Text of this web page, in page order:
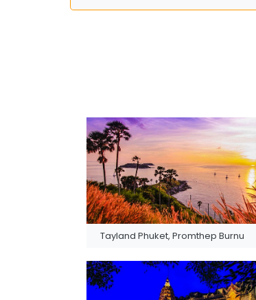
Tayland Phuket, Promthep Burnu